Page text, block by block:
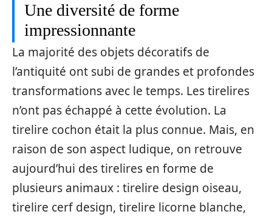
Une diversité de forme
impressionnante
La majorité des objets décoratifs de
l’antiquité ont subi de grandes et profondes
transformations avec le temps. Les tirelires
n’ont pas échappé à cette évolution. La
tirelire cochon était la plus connue. Mais, en
raison de son aspect ludique, on retrouve
aujourd’hui des tirelires en forme de
plusieurs animaux : tirelire design oiseau,
tirelire cerf design, tirelire licorne blanche,